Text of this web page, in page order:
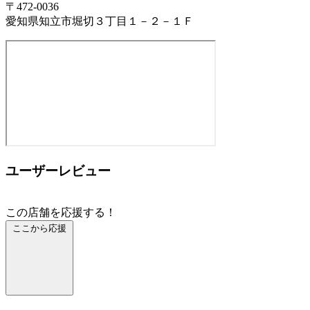
〒472-0036
愛知県知立市堀切３丁目１－２－１Ｆ
ユーザーレビュー
この店舗を応援する！
ここから応援